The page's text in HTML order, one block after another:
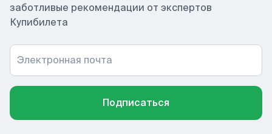
заботливые рекомендации от экспертов
Купибилета
Электронная почта
Подписаться